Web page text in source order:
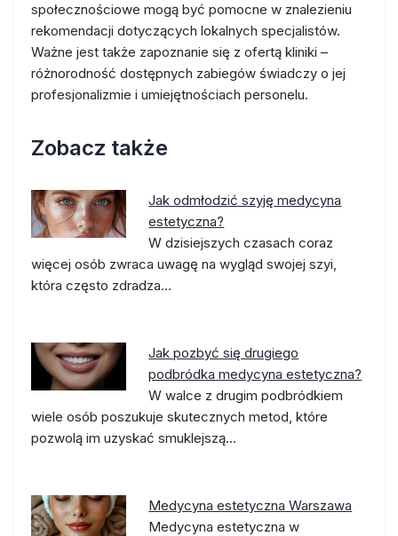
społecznościowe mogą być pomocne w znalezieniu
rekomendacji dotyczących lokalnych specjalistów.
Ważne jest także zapoznanie się z ofertą kliniki –
różnorodność dostępnych zabiegów świadczy o jej
profesjonalizmie i umiejętnościach personelu.
Zobacz także
Jak odmłodzić szyję medycyna
estetyczna?
W dzisiejszych czasach coraz
więcej osób zwraca uwagę na wygląd swojej szyi,
która często zdradza…
Jak pozbyć się drugiego
podbródka medycyna estetyczna?
W walce z drugim podbródkiem
wiele osób poszukuje skutecznych metod, które
pozwolą im uzyskać smuklejszą…
Medycyna estetyczna Warszawa
Medycyna estetyczna w